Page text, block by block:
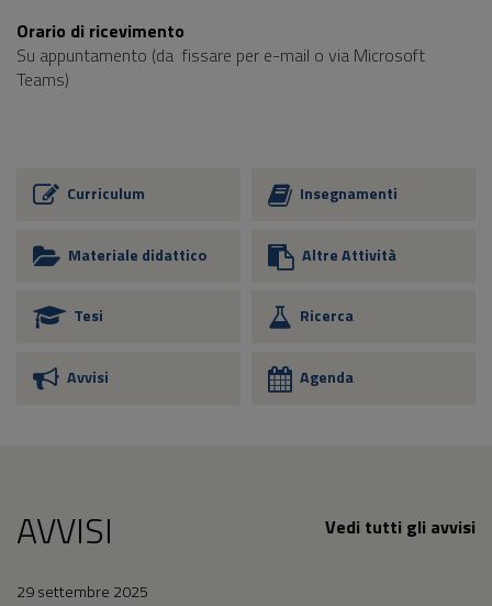
Orario di ricevimento
Su appuntamento (da fissare per e-mail o via Microsoft
Teams)
Curriculum Insegnamenti
Materiale didattico Altre Attività
Tesi Ricerca
Avvisi Agenda
AVVISI Vedi tutti gli avvisi
29 settembre 2025